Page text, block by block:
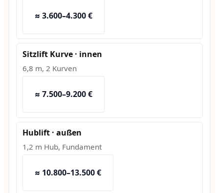
≈ 3.600–4.300 €
Sitzlift Kurve · innen
6,8 m, 2 Kurven
≈ 7.500–9.200 €
Hublift · außen
1,2 m Hub, Fundament
≈ 10.800–13.500 €